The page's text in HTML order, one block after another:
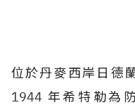
位於丹麥西岸日德
1944 年希特勒為